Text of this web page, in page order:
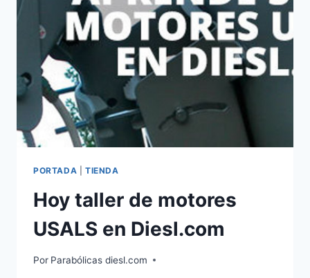
PORTADA TIENDA
Hoy taller de motores
USALS en Diesl.com
Por Parabólicas diesl.com